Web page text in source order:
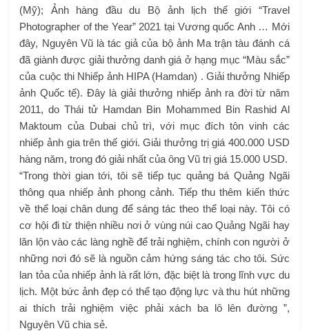
(Mỹ); Ảnh hàng đầu du Bộ ảnh lịch thế giới “Travel
Photographer of the Year” 2021 tại Vương quốc Anh … Mới
đây, Nguyên Vũ là tác giả của bộ ảnh Ma trận tàu đánh cá
đã giành được giải thưởng danh giá ở hạng mục “Màu sắc”
của cuộc thi Nhiếp ảnh HIPA (Hamdan) . Giải thưởng Nhiếp
ảnh Quốc tế). Đây là giải thưởng nhiếp ảnh ra đời từ năm
2011, do Thái tử Hamdan Bin Mohammed Bin Rashid Al
Maktoum của Dubai chủ trì, với mục đích tôn vinh các
nhiếp ảnh gia trên thế giới. Giải thưởng trị giá 400.000 USD
hàng năm, trong đó giải nhất của ông Vũ trị giá 15.000 USD.
“Trong thời gian tới, tôi sẽ tiếp tục quảng bá Quảng Ngãi
thông qua nhiếp ảnh phong cảnh. Tiếp thu thêm kiến ​​thức
về thể loại chân dung để sáng tác theo thể loại này. Tôi có
cơ hội đi từ thiện nhiều nơi ở vùng núi cao Quảng Ngãi hay
lăn lộn vào các làng nghề để trải nghiệm, chính con người ở
những nơi đó sẽ là nguồn cảm hứng sáng tác cho tôi. Sức
lan tỏa của nhiếp ảnh là rất lớn, đặc biệt là trong lĩnh vực du
lịch. Một bức ảnh đẹp có thể tạo động lực và thu hút những
ai thích trải nghiệm việc phải xách ba lô lên đường ”,
Nguyên Vũ chia sẻ.